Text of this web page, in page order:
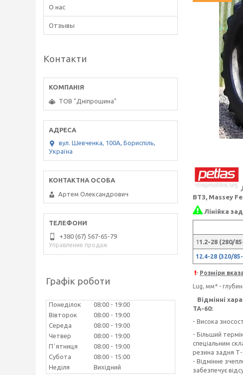
ВТЗ, Massey
Лінійка
1 1.2-28 (280/
12.4-28 (320/
- Розміри
Lug, мм* -
Відмінні
ТА-60:
- Висока
- Більший
спеціальним
резина задня Т-
- Відмінне
забезпечує
О нас
Отзывы
Контакти
ТОВ "Дніпрошина"
вул. Шевченка, 100А, Бориспіль,
Україна
Артем Олександрович
+380 (67) 567-65-79
Управление продаж
Графік роботи
Понеділок 08:00
19:00
Вівторок
08:00
19:00
Середа
08:00
19:00
Четвер
08:00
19:00
Пʼятниця
08:00
19:00
Субота
08:00
15:00
Неділя
Вихідний